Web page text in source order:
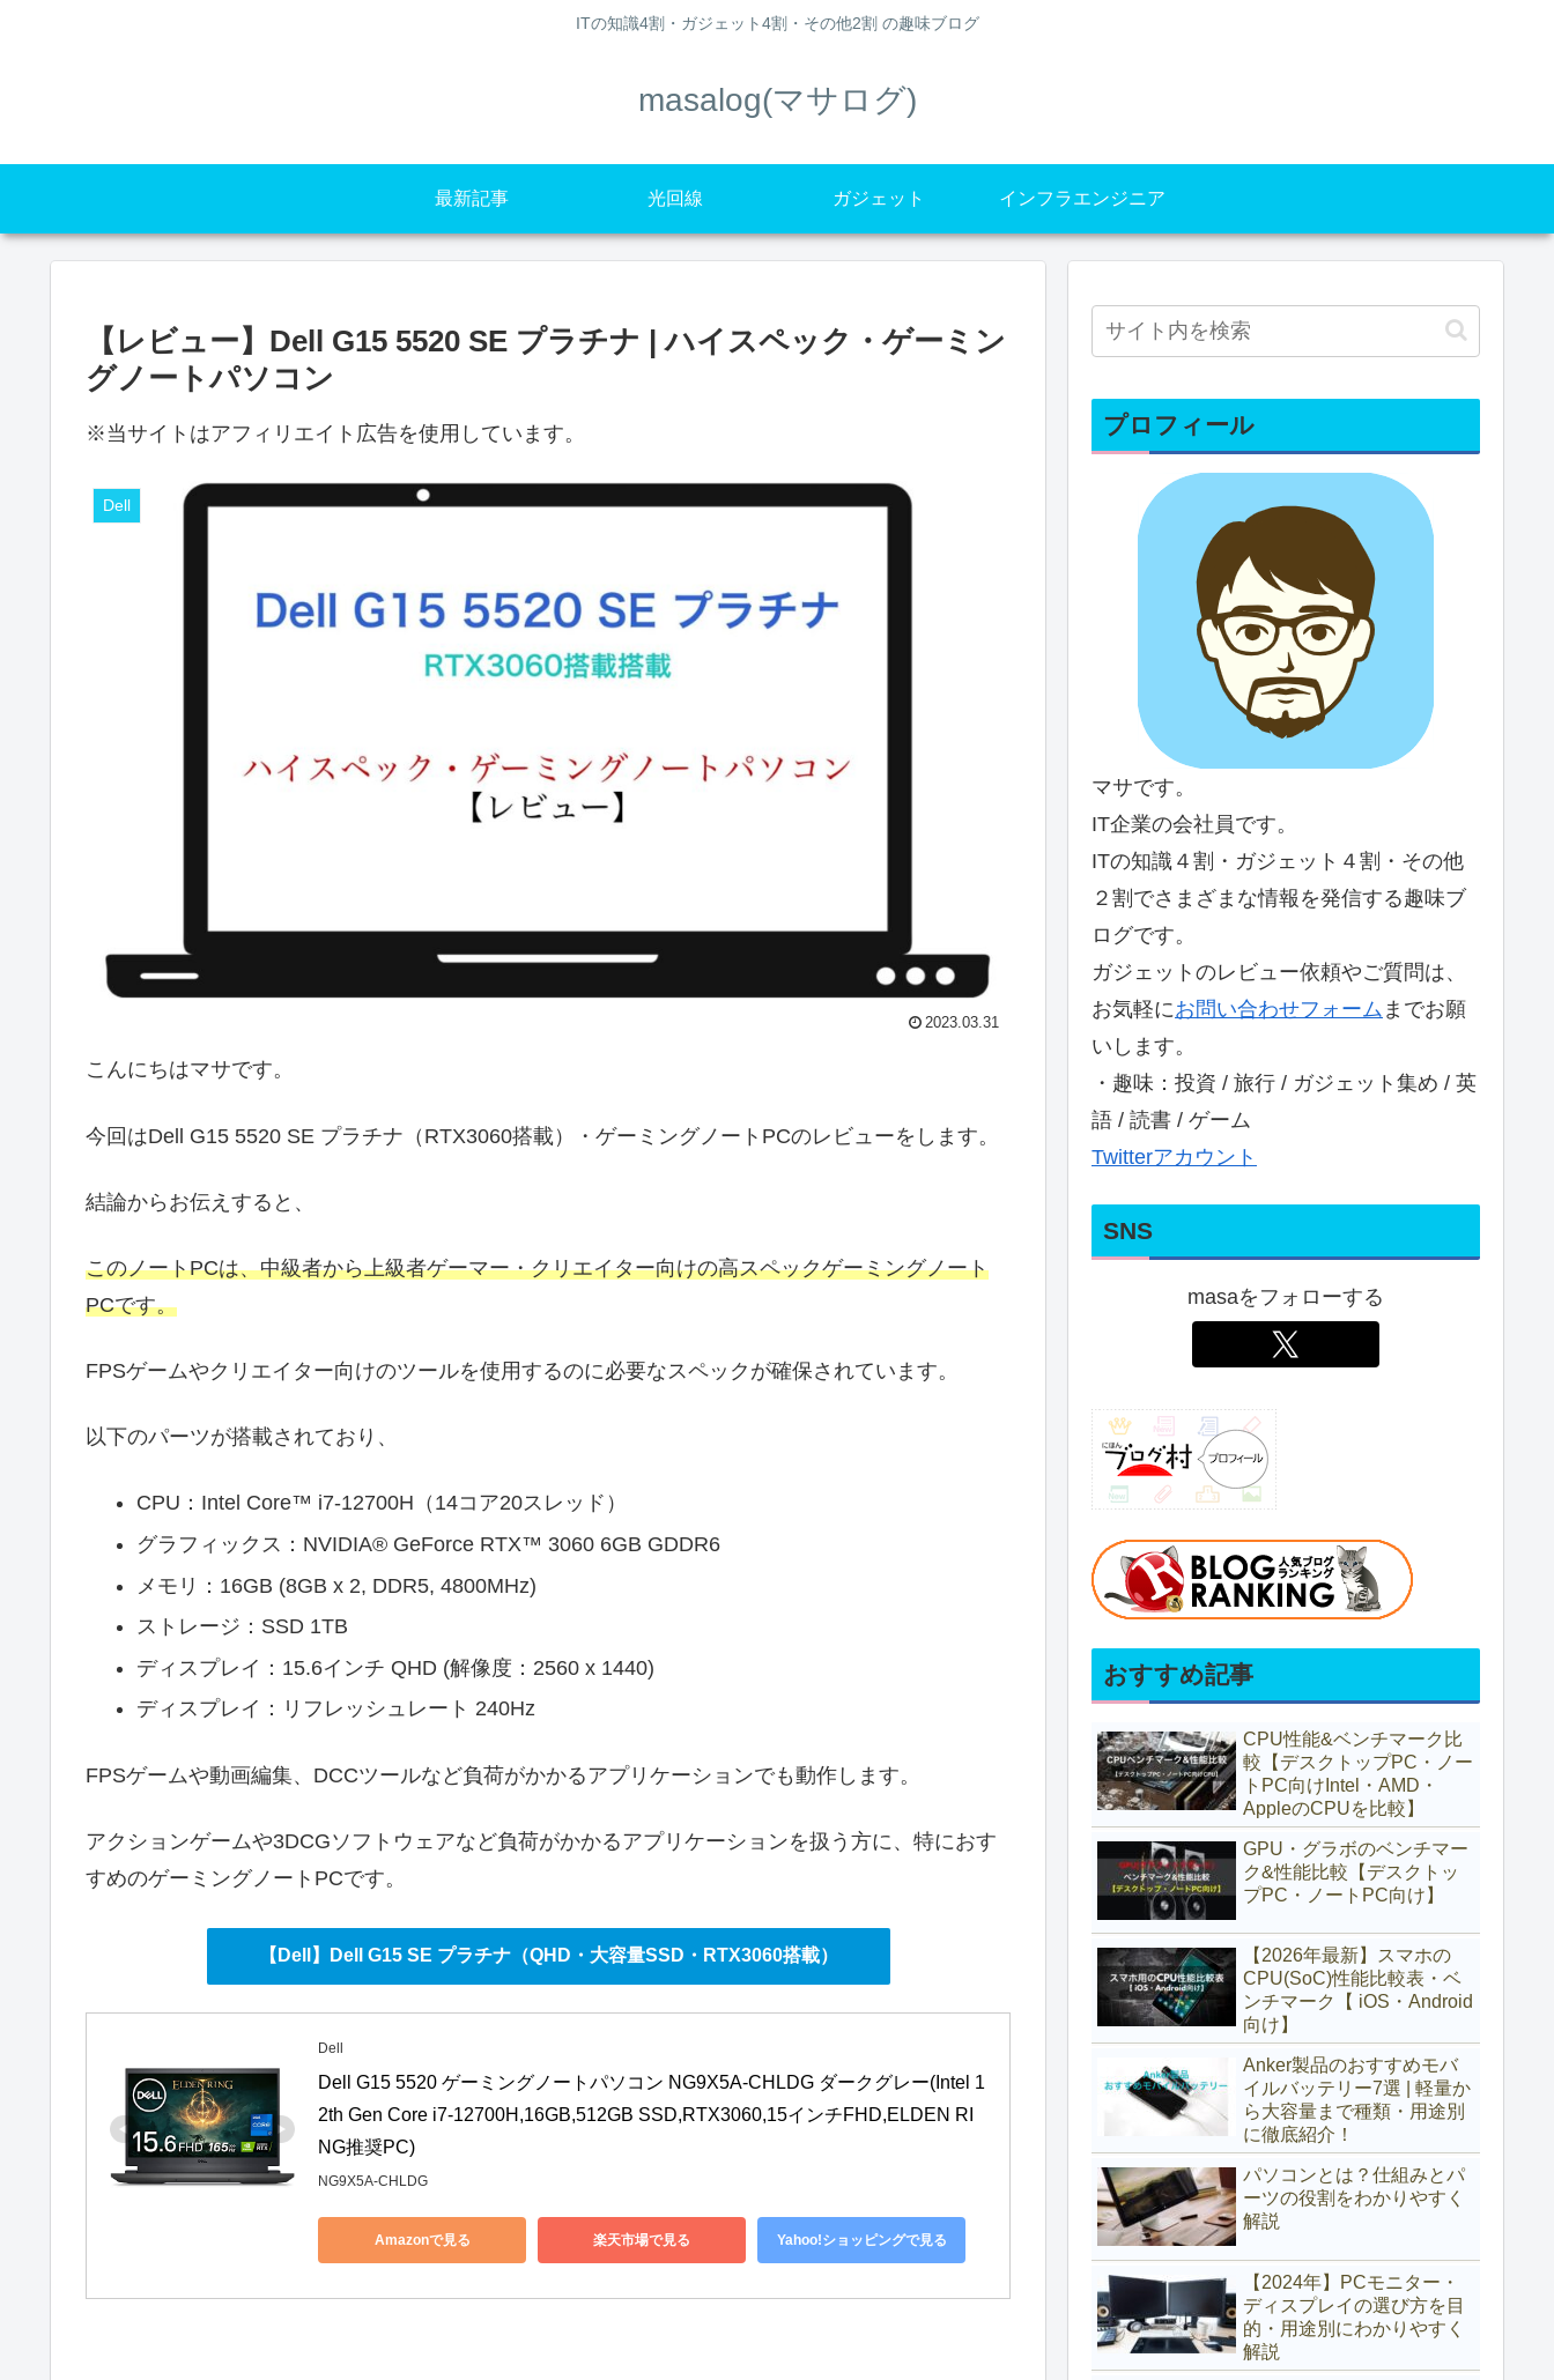
ITの知識4割・ガジェット4割・その他2割 の趣味ブログ
masalog(マサログ)
最新記事 光回線 ガジェット インフラエンジニア
【レビュー】Dell G15 5520 SE プラチナ | ハイスペック・ゲーミン
グノートパソコン
※当サイトはアフィリエイト広告を使用しています。
Dell
2023.03.31
こんにちはマサです。
今回はDell G15 5520 SE プラチナ（RTX3060搭載）・ゲーミングノートPCのレビューをします。
結論からお伝えすると、
このノートPCは、中級者から上級者ゲーマー・クリエイター向けの高スペックゲーミングノート
PCです。
FPSゲームやクリエイター向けのツールを使用するのに必要なスペックが確保されています。
以下のパーツが搭載されており、
CPU：Intel Core™ i7-12700H（14コア20スレッド）
グラフィックス：NVIDIA® GeForce RTX™ 3060 6GB GDDR6
メモリ：16GB (8GB x 2, DDR5, 4800MHz)
ストレージ：SSD 1TB
ディスプレイ：15.6インチ QHD (解像度：2560 x 1440)
ディスプレイ：リフレッシュレート 240Hz
FPSゲームや動画編集、DCCツールなど負荷がかかるアプリケーションでも動作します。
アクションゲームや3DCGソフトウェアなど負荷がかかるアプリケーションを扱う方に、特におす
すめのゲーミングノートPCです。
【Dell】Dell G15 SE プラチナ（QHD・大容量SSD・RTX3060搭載）
Dell
Dell G15 5520 ゲーミングノートパソコン NG9X5A-CHLDG ダークグレー(Intel 1
2th Gen Core i7-12700H,16GB,512GB SSD,RTX3060,15インチFHD,ELDEN RI
NG推奨PC)
NG9X5A-CHLDG
Amazonで見る 楽天市場で見る Yahoo!ショッピングで見る
プロフィール
マサです。
IT企業の会社員です。
ITの知識４割・ガジェット４割・その他
２割でさまざまな情報を発信する趣味ブ
ログです。
ガジェットのレビュー依頼やご質問は、
お気軽にお問い合わせフォーム までお願
いします。
・趣味：投資 / 旅行 / ガジェット集め / 英
語 / 読書 / ゲーム
Twitterアカウント
SNS
masaをフォローする
おすすめ記事
CPU性能&ベンチマーク比
較【デスクトップPC・ノー
トPC向けIntel・AMD・
AppleのCPUを比較】
GPU・グラボのベンチマー
ク&性能比較【デスクトッ
プPC・ノートPC向け】
【2026年最新】スマホの
CPU(SoC)性能比較表・ベ
ンチマーク【 iOS・Android
向け】
Anker製品のおすすめモバ
イルバッテリー7選 | 軽量か
ら大容量まで種類・用途別
に徹底紹介！
パソコンとは？仕組みとパ
ーツの役割をわかりやすく
解説
【2024年】PCモニター・
ディスプレイの選び方を目
的・用途別にわかりやすく
解説